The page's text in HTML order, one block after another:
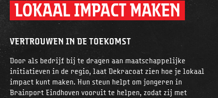
LOKAAL IMPACT MAKEN
VERTROUWEN IN DE TOEKOMST
Door als bedrijf bij te dragen aan maatschappelijke
initiatieven in de regio, laat Dekracoat zien hoe je lokaal
impact kunt maken. Hun steun helpt om jongeren in
Brainport Eindhoven vooruit te helpen, zodat zij met